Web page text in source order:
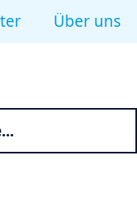
Über uns